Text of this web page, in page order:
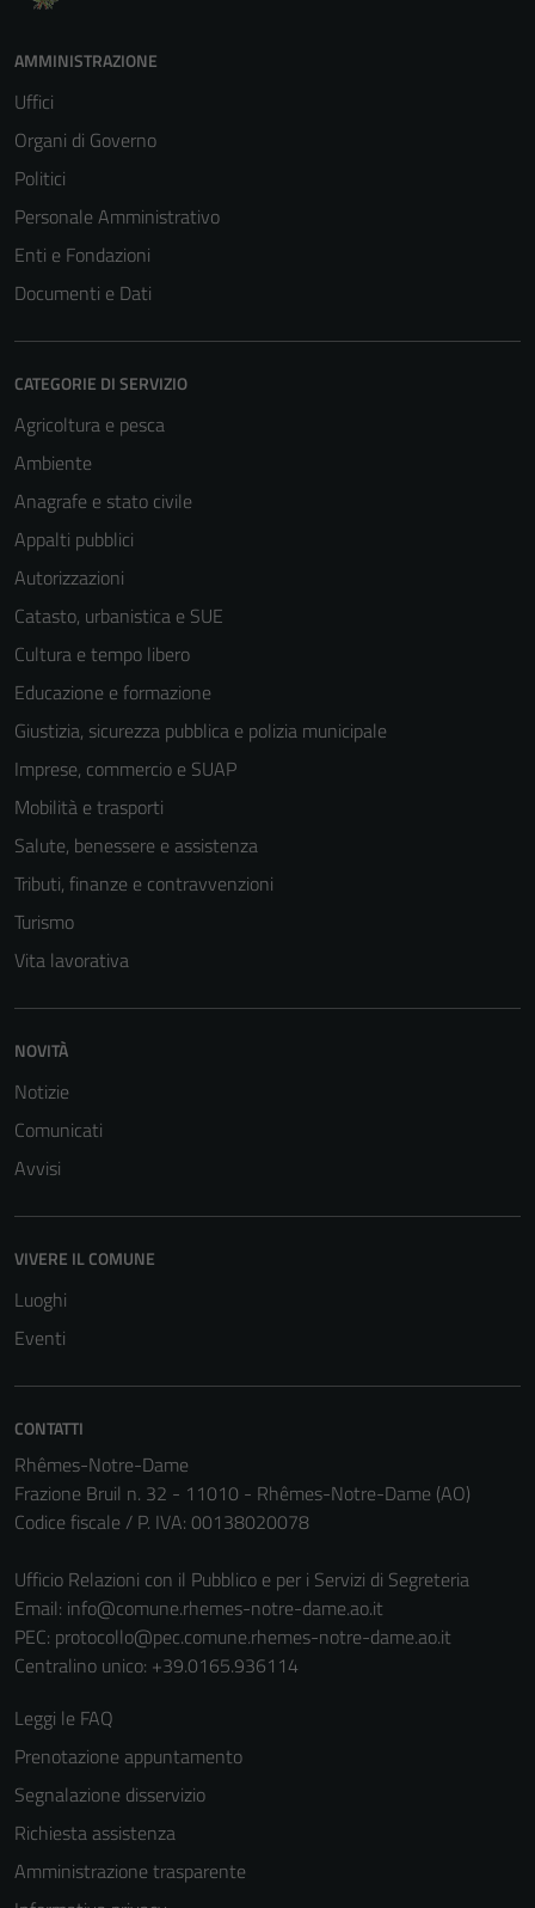
AMMINISTRAZIONE
Uffici
Organi di Governo
Politici
Personale Amministrativo
Enti e Fondazioni
Documenti e Dati
CATEGORIE DI SERVIZIO
Agricoltura e pesca
Ambiente
Anagrafe e stato civile
Appalti pubblici
Autorizzazioni
Catasto, urbanistica e SUE
Cultura e tempo libero
Educazione e formazione
Giustizia, sicurezza pubblica e polizia municipale
Imprese, commercio e SUAP
Mobilità e trasporti
Salute, benessere e assistenza
Tributi, finanze e contravvenzioni
Turismo
Vita lavorativa
NOVITÀ
Notizie
Comunicati
Avvisi
VIVERE IL COMUNE
Luoghi
Eventi
CONTATTI
Rhêmes-Notre-Dame
Frazione Bruil n. 32 - 11010 - Rhêmes-Notre-Dame (AO)
Codice fiscale / P. IVA: 00138020078
Ufficio Relazioni con il Pubblico e per i Servizi di Segreteria
Email: info@comune.rhemes-notre-dame.ao.it
PEC: protocollo@pec.comune.rhemes-notre-dame.ao.it
Centralino unico: +39.0165.936114
Leggi le FAQ
Prenotazione appuntamento
Segnalazione disservizio
Richiesta assistenza
Amministrazione trasparente